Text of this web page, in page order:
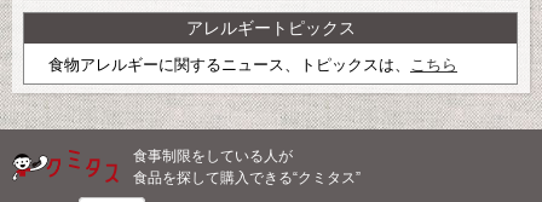
アレルギートピックス
食物アレルギーに関するニュース、トピックスは、 こちら
食事制限をしている人が
食品を探して購入できる“クミタス”